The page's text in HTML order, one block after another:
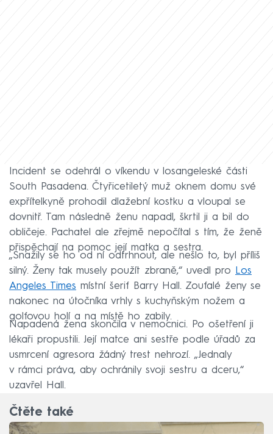
Incident se odehrál o víkendu v losangeleské části
South Pasadena. Čtyřicetiletý muž oknem domu své
expřítelkyně prohodil dlažební kostku a vloupal se
dovnitř. Tam následně ženu napadl, škrtil ji a bil do
obličeje. Pachatel ale zřejmě nepočítal s tím, že ženě
přispěchají na pomoc její matka a sestra.
„Snažily se ho od ní odtrhnout, ale nešlo to, byl příliš
silný. Ženy tak musely použít zbraně,“ uvedl pro
Los
Angeles Times místní šerif Barry Hall. Zoufalé ženy se
nakonec na útočníka vrhly s kuchyňským nožem a
golfovou holí a na místě ho zabily.
Napadená žena skončila v nemocnici. Po ošetření ji
lékaři propustili. Její matce ani sestře podle úřadů za
usmrcení agresora žádný trest nehrozí. „Jednaly
v rámci práva, aby ochránily svoji sestru a dceru,“
uzavřel Hall.
Čtěte také